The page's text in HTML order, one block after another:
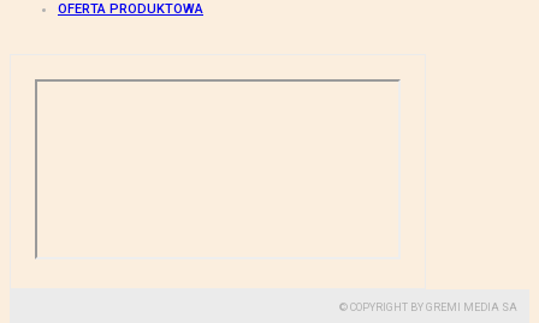
OFERTA PRODUKTOWA
© COPYRIGHT BY GREMI MEDIA SA